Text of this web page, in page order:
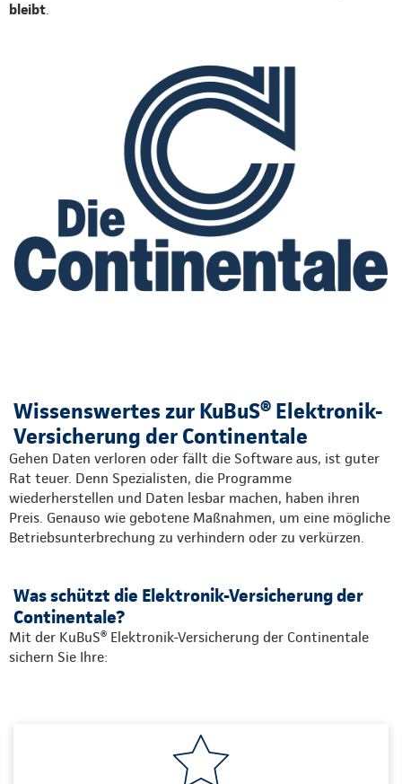
bleibt.
Wissenswertes zur KuBuS® Elektronik-
Versicherung der Continentale
Gehen Daten verloren oder fällt die Software aus, ist guter
Rat teuer. Denn Spezialisten, die Programme
wiederherstellen und Daten lesbar machen, haben ihren
Preis. Genauso wie gebotene Maßnahmen, um eine mögliche
Betriebsunterbrechung zu verhindern oder zu verkürzen.
Was schützt die Elektronik-Versicherung der
Continentale?
Mit der KuBuS® Elektronik-Versicherung der Continentale
sichern Sie Ihre: